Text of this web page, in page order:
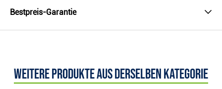
Bestpreis-Garantie
Weitere Produkte aus derselben Kategorie